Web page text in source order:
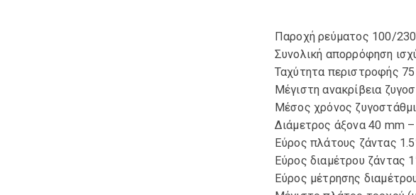
Παροχή ρεύματος 100/
Συνολική απορρόφηση
Ταχύτητα περιστροφής
Μέγιστη ανακρίβεια
Μέσος χρόνος
Διάμετρος άξονα 40 mm –
Εύρος πλάτους ζάντας
Εύρος διαμέτρου ζάντας
Εύρος μέτρησης